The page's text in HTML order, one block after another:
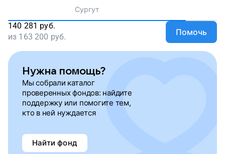
Сургут
140 281 руб.
из 163 200 руб. Помочь
Нужна помощь?
Мы собрали каталог
проверенных фондов: найдите
поддержку или помогите тем,
кто в ней нуждается
Найти фонд